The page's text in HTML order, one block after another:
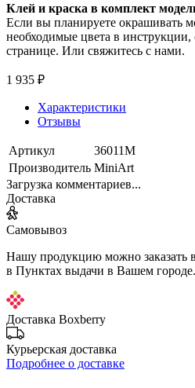
Клей и краска в комплект
Если вы планируете окрашивать
необходимые цвета в инструкции,
странице. Или свяжитесь с нами.
1 935 ₽
Характеристики
Отзывы
Артикул
36011М
Производитель MiniArt
Загрузка комментариев...
Доставка
Самовывоз
Нашу продукцию можно заказать
в Пунктах выдачи в Вашем городе.
Доставка Boxberry
Курьерская доставка
Подробнее о доставке